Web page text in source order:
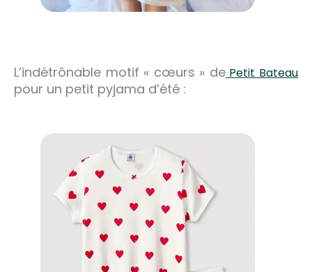
L’indétrônable motif « cœurs » dePetit Bateau
pour un petit pyjama d’été :